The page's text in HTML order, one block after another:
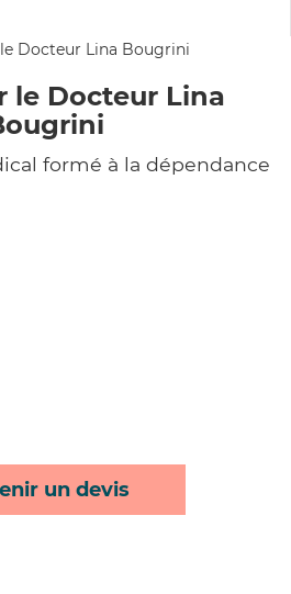
le Docteur Lina
formé à la dépendance
un devis